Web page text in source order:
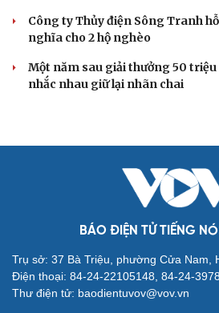
Công ty Thủy điện Sông Tranh
nghĩa cho 2 hộ nghèo
Một năm sau giải thưởng 50
nhắc nhau giữ lại nhãn chai
BÁO ĐIỆN TỬ TIẾNG
Trụ sở: 37 Bà Triệu, phường Cửa Nam,
Điện thoại: 84-24-22105148, 84-24-
Thư điện tử: baodientuvov@vov.vn